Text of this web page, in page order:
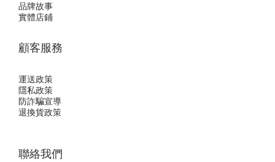
品牌故事
實體店鋪
顧客服務
運送政策
隱私政策
防詐騙宣導
退換貨政策
聯絡我們